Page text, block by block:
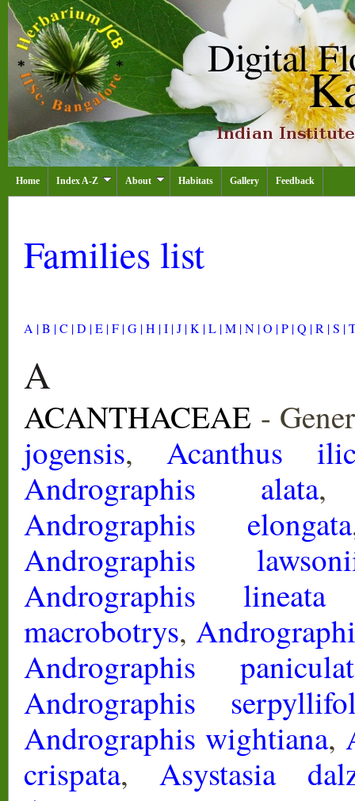
Home Index A-Z About Habitats Gallery Feedback
Families list
A |B |C |D |E |F |G |H |I |J |K |L |M |N |O |P |Q |R |S |
A
ACANTHACEAE -
jogensis,Acanthus
Andrographis alata
Andrographis elongata
Andrographis
Andrographis
macrobotrys,
Andrographis
Andrographis
Andrographis wightiana,
crispata,Asystasia